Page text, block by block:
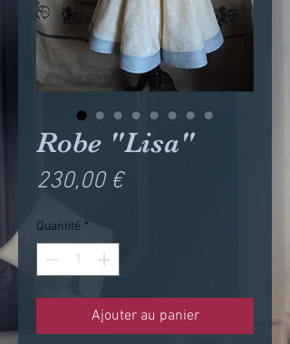
Robe "Lisa"
230,00 €Prix
Quantité *
Ajouter au panier